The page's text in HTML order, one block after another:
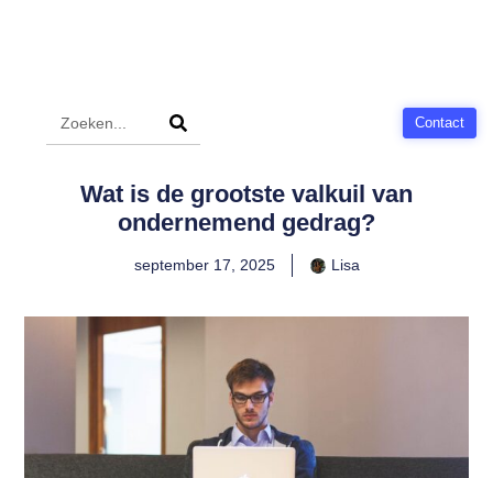
Contact
Wat is de grootste valkuil van
ondernemend gedrag?
september 17, 2025 Lisa